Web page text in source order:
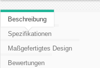
Beschreibung
Spezifikationen
Maßgefertigtes Design
Bewertungen